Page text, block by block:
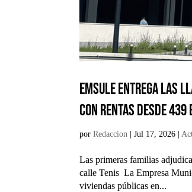
EMSULE entrega las
con rentas desde 439
porRedaccion |Jul 17, 2026 |
Las primeras familias
calle Tenis La Empresa
viviendas públicas en...